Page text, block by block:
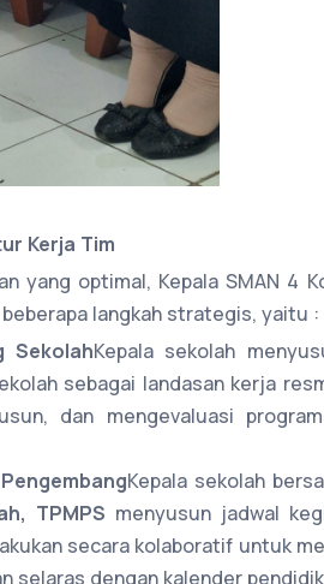
Kerja Tim
yang optimal, Kepala SMAN 4
langkah strategis, yaitu :
SekolahKepala sekolah
sebagai landasan kerja
dan mengevaluasi
Kepala sekolah
TPMPS menyusun jadwal
secara kolaboratif untuk
selaras dengan kalender